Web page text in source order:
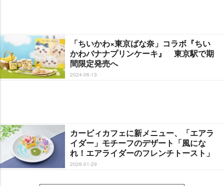
「ちいかわ×東京ばな奈」コラボ『ちい
かわバナナプリンケーキ』 東京駅で期
間限定発売へ
2024-06-13
カービィカフェに新メニュー、「エアラ
イダー」モチーフのデザート「風にな
れ！エアライダーのフレンチトースト」
2026-01-29